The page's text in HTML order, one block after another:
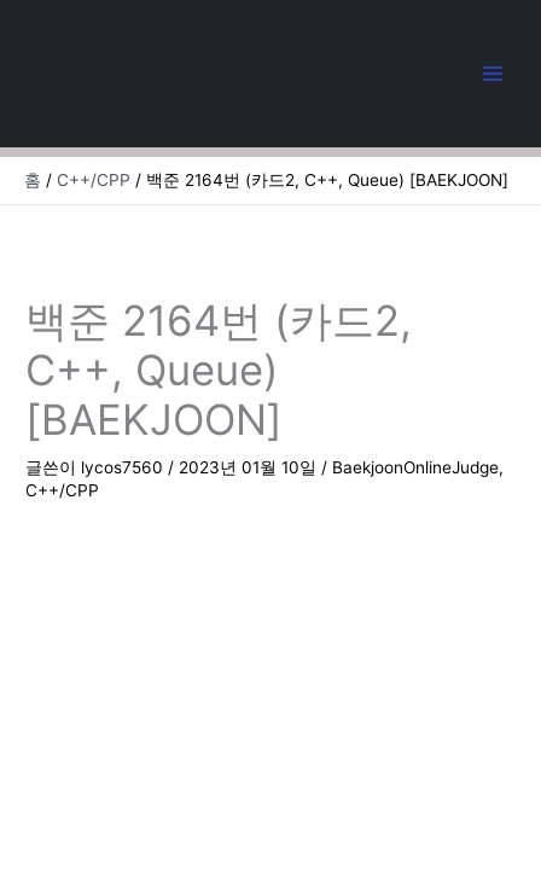
너
홈 C++/CPP 백준 2164번 (카드2, C++, Queue) [BAEKJOON]
백준 2164번 (카드2,
C++, Queue)
[BAEKJOON]
글쓴이 lycos7560/ 2023년 01월 10일/ BaekjoonOnlineJudge,
C++/CPP